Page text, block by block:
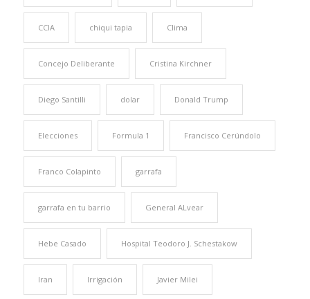
CCIA chiqui tapia Clima
Concejo Deliberante Cristina Kirchner
Diego Santilli dolar Donald Trump
Elecciones Formula 1 Francisco Cerúndolo
Franco Colapinto garrafa
garrafa en tu barrio General ALvear
Hebe Casado Hospital Teodoro J. Schestakow
Iran Irrigación Javier Milei